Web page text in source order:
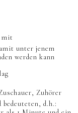
mit
unter jenem
werden kann
Zuhörer
d.h.: